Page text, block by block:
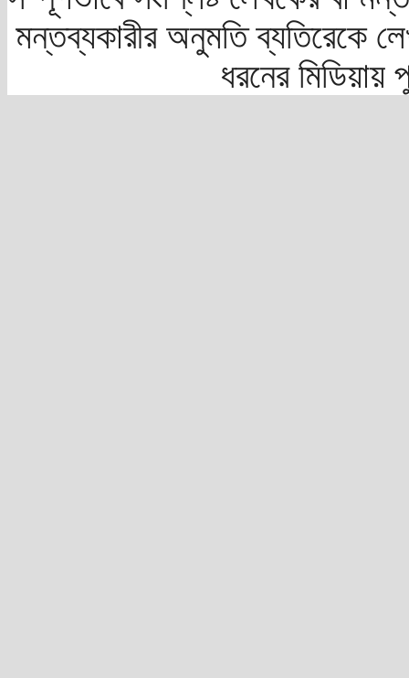
মন্তব্যকারীর অনুমতি ব্যতিরেকে
ধরনের মিডিয়ায়